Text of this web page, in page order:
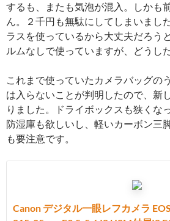
するも、またも気泡が混入。しかも
ん。２千円も無駄にしてしまいまし
ラスを使っているから大丈夫だろう
ルムなしで使っていますが、どうし
これまで使っていたカメラバッグの
は入らないことが判明したので、新
りました。ドライボックスも狭くな
防湿庫も欲しいし、軽いカーボン三
も要注意です。
Canon デジタル一眼レフカメラ